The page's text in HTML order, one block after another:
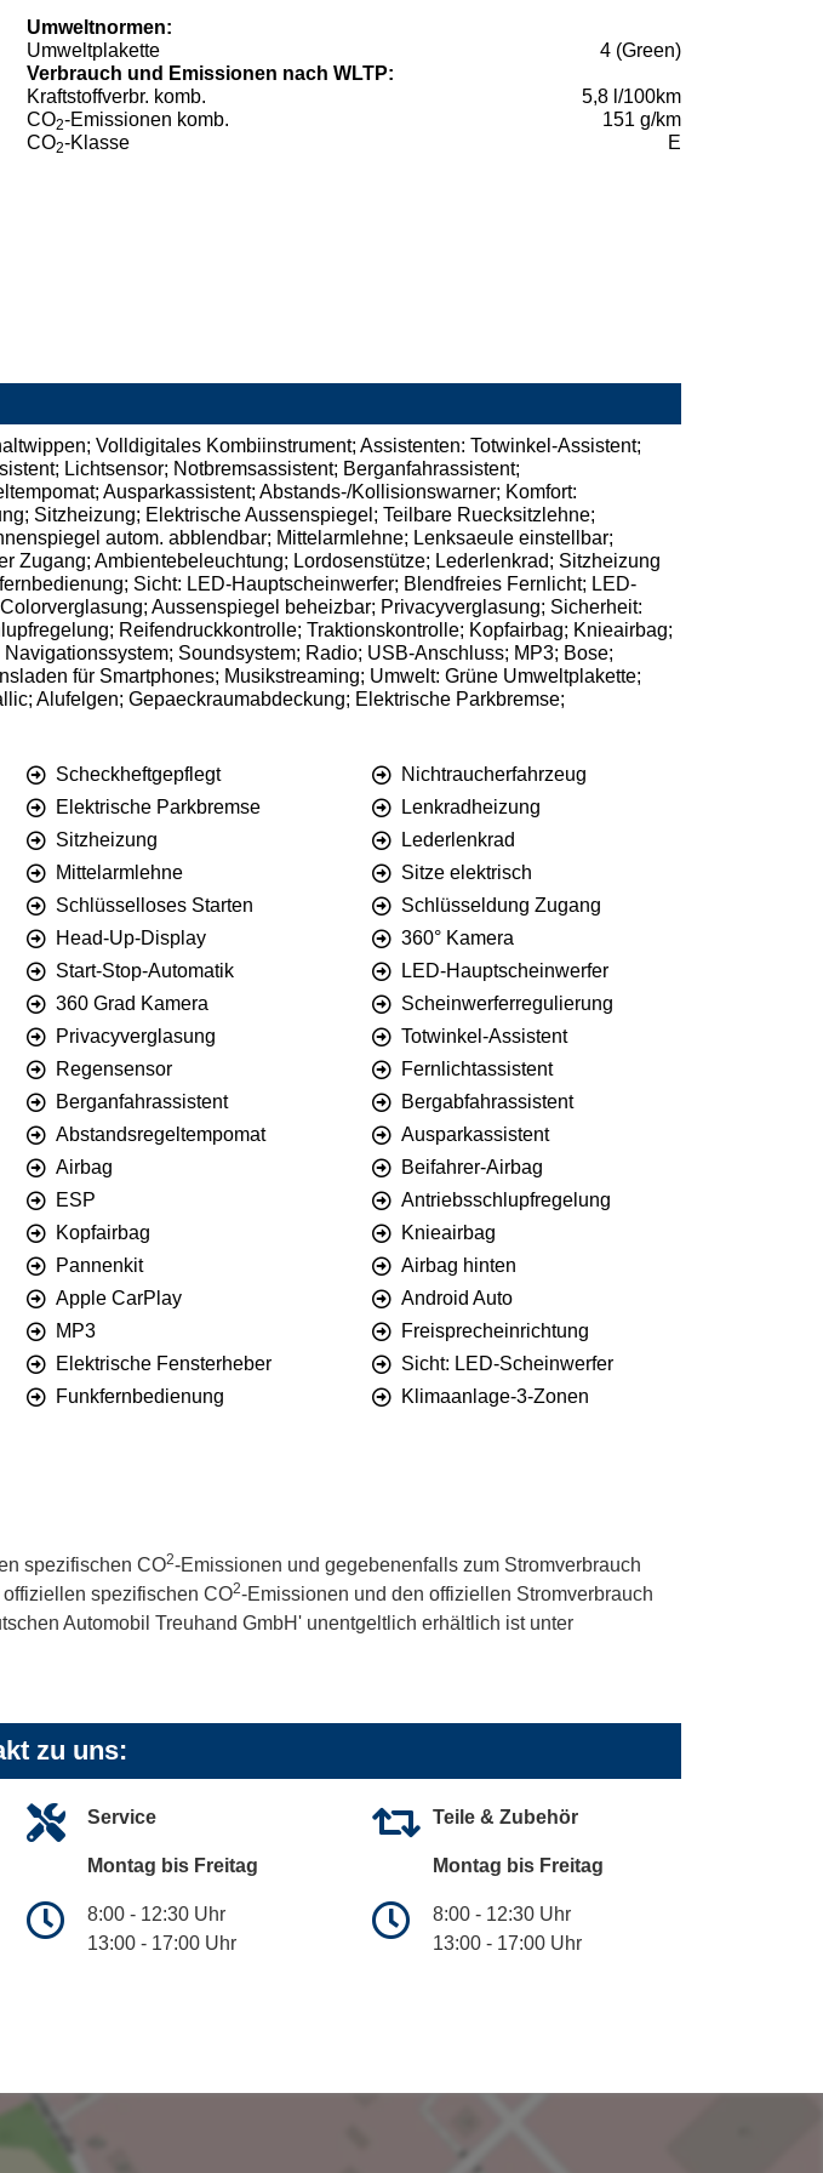
Umweltnormen:
Umweltplakette
4 (Green)
Verbrauch und Emissionen nach WLTP:
Kraftstoffverbr. komb.
5,8 l/100km
CO2-Emissionen komb.
151 g/km
CO2-Klasse E
Volldigitales Kombiinstrument; Assistenten: Totwinkel-Assistent;
Lichtsensor; Notbremsassistent; Berganfahrassistent;
Ausparkassistent; Abstands-/Kollisionswarner; Komfort:
Sitzheizung; Elektrische Aussenspiegel; Teilbare Ruecksitzlehne;
autom. abblendbar; Mittelarmlehne; Lenksaeule einstellbar;
Ambientebeleuchtung; Lordosenstütze; Lederlenkrad; Sitzheizung
Sicht: LED-Hauptscheinwerfer; Blendfreies Fernlicht; LED-
Aussenspiegel beheizbar; Privacyverglasung; Sicherheit:
Reifendruckkontrolle; Traktionskontrolle; Kopfairbag; Knieairbag;
Soundsystem; Radio; USB-Anschluss; MP3; Bose;
für Smartphones; Musikstreaming; Umwelt: Grüne Umweltplakette;
Alufelgen; Gepaeckraumabdeckung; Elektrische Parkbremse;
Scheckheftgepflegt
Nichtraucherfahrzeug
Elektrische Parkbremse
Lenkradheizung
Sitzheizung
Lederlenkrad
Mittelarmlehne
Sitze elektrisch
Schlüsselloses Starten
Schlüsseldung Zugang
Head-Up-Display
360° Kamera
Start-Stop-Automatik
LED-Hauptscheinwerfer
360 Grad Kamera
Scheinwerferregulierung
Privacyverglasung
Totwinkel-Assistent
Regensensor
Fernlichtassistent
Berganfahrassistent
Bergabfahrassistent
Abstandsregeltempomat
Ausparkassistent
Airbag
Beifahrer-Airbag
ESP
Antriebsschlupfregelung
Kopfairbag
Knieairbag
Pannenkit
Airbag hinten
Apple CarPlay
Android Auto
MP3
Freisprecheinrichtung
Elektrische Fensterheber
Sicht: LED-Scheinwerfer
Funkfernbedienung Klimaanlage-3-Zonen
spezifischen CO2-Emissionen und gegebenenfalls zum Stromverbrauch
spezifischen CO2-Emissionen und den offiziellen Stromverbrauch
Automobil Treuhand GmbH' unentgeltlich erhältlich ist unter
zu uns:
Service
Montag bis Freitag
8:00 - 12:30 Uhr
13:00 - 17:00 Uhr
Teile & Zubehör
Montag bis Freitag
8:00 - 12:30 Uhr
13:00 - 17:00 Uhr